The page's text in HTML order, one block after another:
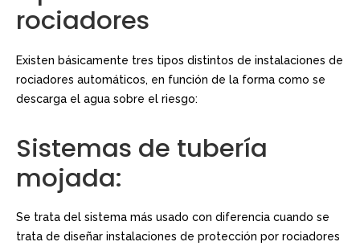
rociadores
Existen básicamente tres tipos distintos de instalaciones de
rociadores automáticos, en función de la forma como se
descarga el agua sobre el riesgo:
Sistemas de tubería
mojada:
Se trata del sistema más usado con diferencia cuando se
trata de diseñar instalaciones de protección por rociadores